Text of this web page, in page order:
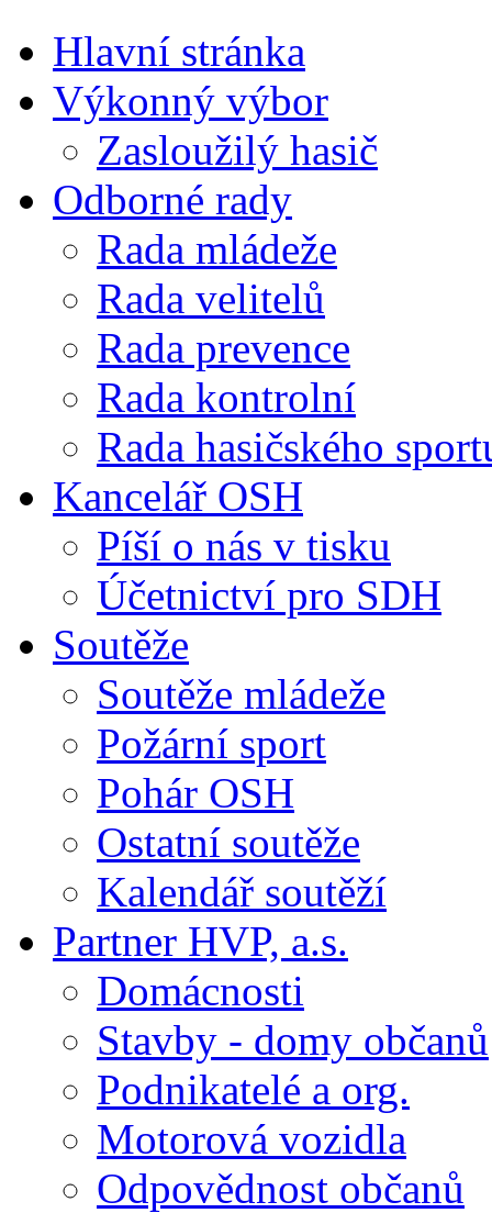
Hlavní stránka
Výkonný výbor
Zasloužilý hasič
Odborné rady
Rada mládeže
Rada velitelů
Rada prevence
Rada kontrolní
Rada hasičského
Kancelář OSH
Píší o nás v tisku
Účetnictví pro SDH
Soutěže
Soutěže mládeže
Požární sport
Pohár OSH
Ostatní soutěže
Kalendář soutěží
Partner HVP, a.s.
Domácnosti
Stavby - domy občanů
Podnikatelé a org.
Motorová vozidla
Odpovědnost občanů